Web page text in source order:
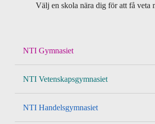
Välj en skola nära dig för att få veta
NTI Gymnasiet
NTI Vetenskapsgymnasiet
NTI Handelsgymnasiet